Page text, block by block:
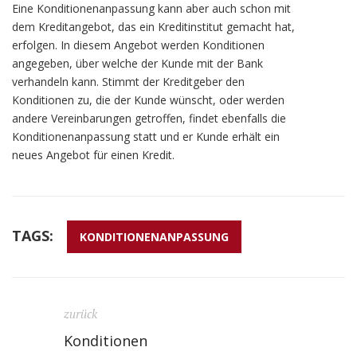
Eine Konditionenanpassung kann aber auch schon mit
dem Kreditangebot, das ein Kreditinstitut gemacht hat,
erfolgen. In diesem Angebot werden Konditionen
angegeben, über welche der Kunde mit der Bank
verhandeln kann. Stimmt der Kreditgeber den
Konditionen zu, die der Kunde wünscht, oder werden
andere Vereinbarungen getroffen, findet ebenfalls die
Konditionenanpassung statt und er Kunde erhält ein
neues Angebot für einen Kredit.
TAGS: KONDITIONENANPASSUNG
zurück
Konditionen